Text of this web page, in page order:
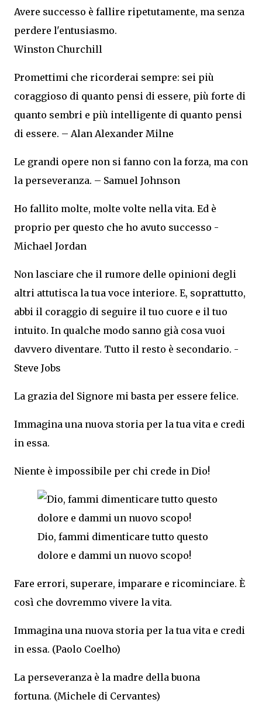
Avere successo è fallire ripetutamente, ma senza
perdere l'entusiasmo.
Winston Churchill
Promettimi che ricorderai sempre: sei più
coraggioso di quanto pensi di essere, più forte di
quanto sembri e più intelligente di quanto pensi
di essere. – Alan Alexander Milne
Le grandi opere non si fanno con la forza, ma con
la perseveranza. – Samuel Johnson
Ho fallito molte, molte volte nella vita. Ed è
proprio per questo che ho avuto successo -
Michael Jordan
Non lasciare che il rumore delle opinioni degli
altri attutisca la tua voce interiore. E, soprattutto,
abbi il coraggio di seguire il tuo cuore e il tuo
intuito. In qualche modo sanno già cosa vuoi
davvero diventare. Tutto il resto è secondario. -
Steve Jobs
La grazia del Signore mi basta per essere felice.
Immagina una nuova storia per la tua vita e credi
in essa.
Niente è impossibile per chi crede in Dio!
Dio, fammi dimenticare tutto questo
dolore e dammi un nuovo scopo!
Fare errori, superare, imparare e ricominciare. È
così che dovremmo vivere la vita.
Immagina una nuova storia per la tua vita e credi
in essa. (Paolo Coelho)
La perseveranza è la madre della buona
fortuna. (Michele di Cervantes)